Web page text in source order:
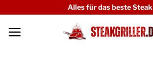
springen
Alles für das beste Steak